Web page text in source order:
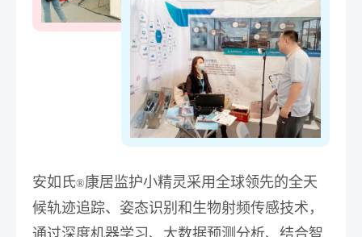
安如氏®康居监护小精灵采用全球领先的全天
候轨迹追踪、姿态识别和生物射频传感技术，